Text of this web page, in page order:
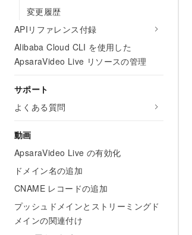
変更履歴
APIリファレンス付録
Alibaba Cloud CLI を使用した
ApsaraVideo Live リソースの管理
サポート
よくある質問
動画
ApsaraVideo Live の有効化
ドメイン名の追加
CNAME レコードの追加
プッシュドメインとストリーミングド
メインの関連付け